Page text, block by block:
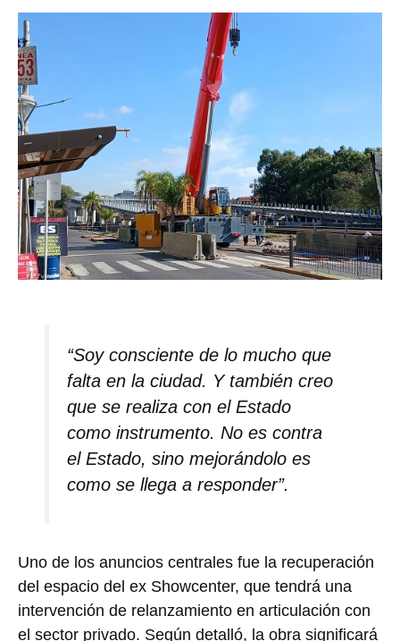
“Soy consciente de lo mucho que
falta en la ciudad. Y también creo
que se realiza con el Estado
como instrumento. No es contra
el Estado, sino mejorándolo es
como se llega a responder”.
Uno de los anuncios centrales fue la recuperación
del espacio del ex Showcenter, que tendrá una
intervención de relanzamiento en articulación con
el sector privado. Según detalló, la obra significará